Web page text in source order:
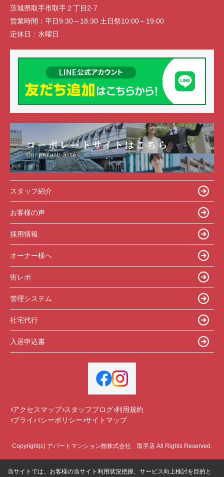
茨城県取手市取手２丁目2-7
営業時間： 平日9:30～18:30 土日祭10:00～19:00
定休日： 水曜日
スタッフ紹介
お客様の声
採用情報
オーナー様へ
街レポ
管理システム
社宅代行
入居申込書
アクセスマップ スタッフブログ 利用規約
プライバシーポリシー サイトマップ
Copyright(c) アパートマンション館株式会社 取手店 All Rights Reserved.
当サイトでは、お客様の当サイト利用状況把握、サービス向上検討を目的と